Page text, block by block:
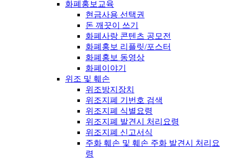
화폐홍보교육
현금사용 선택권
돈 깨끗이 쓰기
화폐사랑 콘텐츠 공모전
화폐홍보 리플릿/포스터
화폐홍보 동영상
화폐이야기
위조 및 훼손
위조방지장치
위조지폐 기번호 검색
위조지폐 식별요령
위조지폐 발견시 처리요령
위조지폐 신고서식
주화 훼손 및 훼손 주화 발견시 처리요
령